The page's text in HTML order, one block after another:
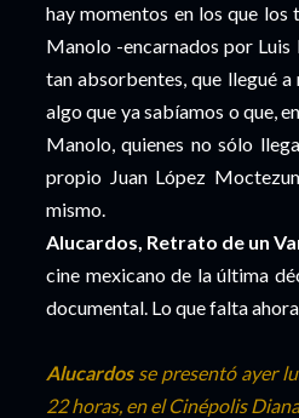
hay momentos en los que los
Manolo -encarnados por
tan absorbentes, que llegué
algo que ya sabíamos o que,
Manolo, quienes no sólo
propio Juan López
mismo.
Alucardos, Retrato de un
cine mexicano de la última
documental. Lo que falta
Alucardosse presentó ayer
22 horas, en el Cinépolis